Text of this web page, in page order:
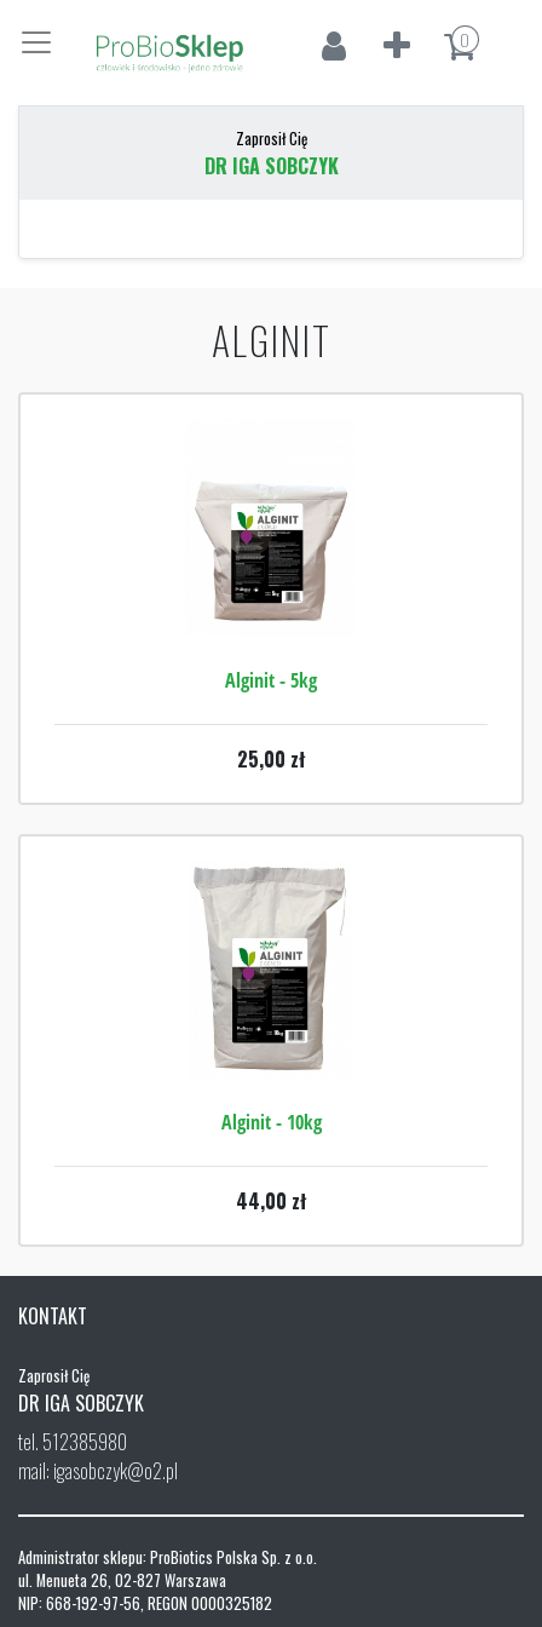
0
Zaprosił Cię
DR IGA SOBCZYK
ALGINIT
Alginit - 5kg
25,00 zł
Alginit - 10kg
44,00 zł
KONTAKT
Zaprosił Cię
DR IGA SOBCZYK
tel. 512385980
mail: igasobczyk@o2.pl
Administrator sklepu: ProBiotics Polska Sp. z o.o.
ul. Menueta 26, 02-827 Warszawa
NIP: 668-192-97-56, REGON 0000325182